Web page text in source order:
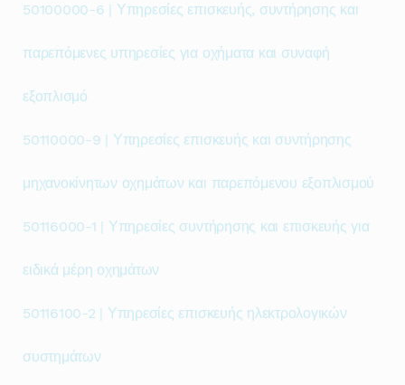
50100000-6 | Υπηρεσίες επισκευής, συντήρησης και
παρεπόμενες υπηρεσίες για οχήματα και συναφή
εξοπλισμό
50110000-9 | Υπηρεσίες επισκευής και συντήρησης
μηχανοκίνητων οχημάτων και παρεπόμενου εξοπλισμού
50116000-1 | Υπηρεσίες συντήρησης και επισκευής για
ειδικά μέρη οχημάτων
50116100-2 | Υπηρεσίες επισκευής ηλεκτρολογικών
συστημάτων